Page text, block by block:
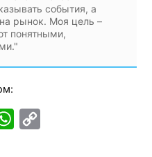
события, а
рынок. Моя цель –
понятными,
W